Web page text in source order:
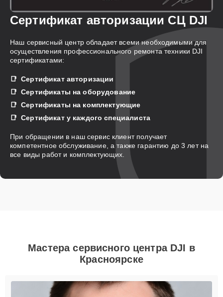
Сертификат авторизации СЦ DJI
Наш сервисный центр обладает всеми необходимыми для
осуществления профессионального ремонта техники DJI
сертификатами:
Сертификат авторизации
Сертификаты на оборудование
Сертификаты на комплектующие
Сертификат у каждого специалиста
При обращении в наш сервис клиент получает
компетентное обслуживание, а также гарантию до 3 лет на
все виды работ и комплектующих.
Мастера сервисного центра DJI в
Красноярске